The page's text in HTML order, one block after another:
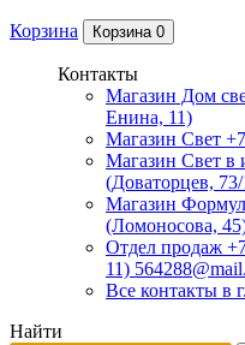
Корзина Корзина 0
Контакты
Магазин Дом
Енина, 11)
Магазин Свет
Магазин Свет в
(Доваторцев,
Магазин
(Ломоносова,
Отдел продаж
11)
Все контакты в
Найти